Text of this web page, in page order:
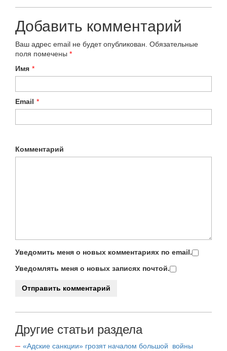
Добавить комментарий
Ваш адрес email не будет опубликован. Обязательные
поля помечены *
Имя *
Email *
Комментарий
Уведомить меня о новых комментариях по email.
Уведомлять меня о новых записях почтой.
Другие статьи раздела
«Адские санкции» грозят началом большой войны